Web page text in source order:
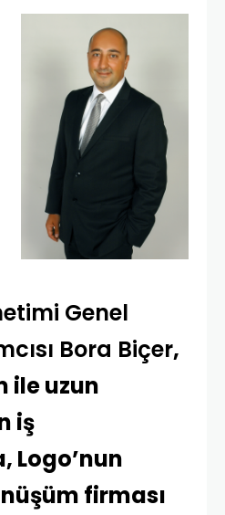
Genel
Bora Biçer,
ile uzun
iş
Logo’nun
firması